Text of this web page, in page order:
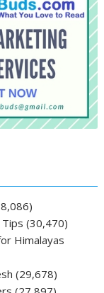
(30,470)
Himalayas
(29,678)